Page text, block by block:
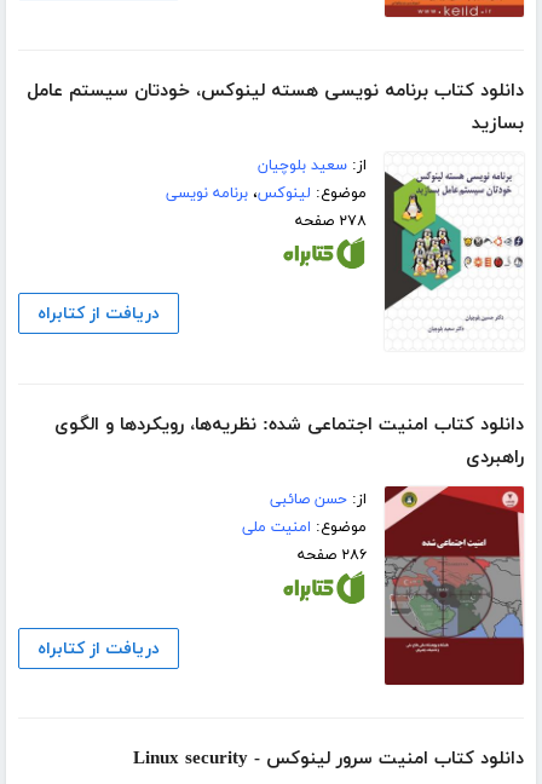
دانلود کتاب برنامه نویسی هسته لینوکس، خودتان سیستم عامل
بسازید
از:سعید بلوچیان
موضوع: لینوکس،برنامه نویسی
۲۷۸ صفحه
دریافت از کتابراه
دانلود کتاب امنیت اجتماعی شده: نظریه‌ها، رویکردها و الگوی
راهبردی
از:حسن صائبی
موضوع: امنیت ملی
۲۸۶ صفحه
دریافت از کتابراه
دانلود کتاب امنیت سرور لینوکس - Linux security